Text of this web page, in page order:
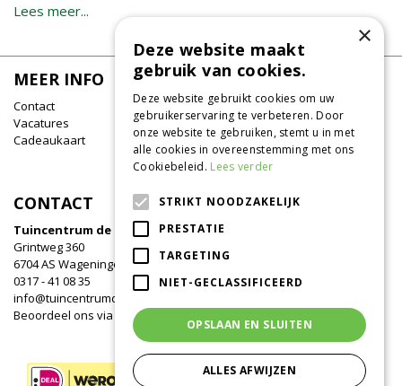
Lees meer...
MEER INFO
Contact
Vacatures
Cadeaukaart
CONTACT
Tuincentrum de Oude Tol
Grintweg 360
6704 AS Wageningen
0317 - 41 08 35
info@tuincentrumdeoudetol.nl
Beoordeel ons via
Google
×
Deze website maakt
gebruik van cookies.
Deze website gebruikt cookies om uw
gebruikerservaring te verbeteren. Door
onze website te gebruiken, stemt u in met
alle cookies in overeenstemming met ons
Cookiebeleid. Lees verder
STRIKT NOODZAKELIJK
PRESTATIE
TARGETING
NIET-GECLASSIFICEERD
OPSLAAN EN SLUITEN
ALLES AFWIJZEN